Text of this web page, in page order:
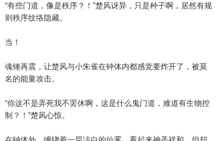
“有些门道，像是秩序？！”楚风讶异，只是种子啊，居然有规
则秩序纹络隐藏。
当！
魂锺再震，让楚风与小朱雀在钟体内都感觉要炸开了，被莫
名的能量攻击。
“你这不是弄死我不罢休啊，这是什么鬼门道，难道有生物控
制？！”楚风心惊。